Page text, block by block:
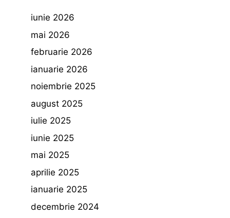
iunie 2026
mai 2026
februarie 2026
ianuarie 2026
noiembrie 2025
august 2025
iulie 2025
iunie 2025
mai 2025
aprilie 2025
ianuarie 2025
decembrie 2024